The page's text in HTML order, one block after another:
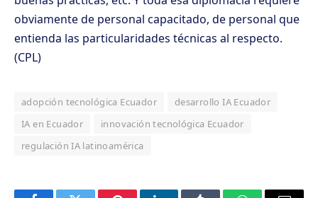
obviamente de personal capacitado, de personal que
entienda las particularidades técnicas al respecto.
(CPL)
adopción tecnológica Ecuador
desarrollo IA Ecuador
IA en Ecuador
innovación tecnológica Ecuador
regulación IA latinoamérica